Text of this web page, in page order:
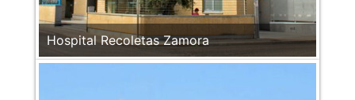
Hospital Recoletas Zamora